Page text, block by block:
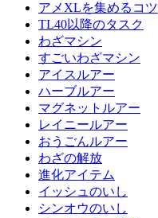
アメXLを集めるコツ
TL40以降のタスク
わざマシン
すごいわざマシン
アイスルアー
ハーブルアー
マグネットルアー
レイニールアー
おうごんルアー
わざの解放
進化アイテム
イッシュのいし
シンオウのいし